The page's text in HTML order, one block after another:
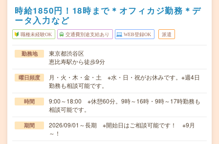
時給1850円！18時まで＊オフィカジ勤務＊デ
ータ入力など
職種未経験OK 交通費別途支給あり WEB登録OK 派遣
勤務地
東京都渋谷区
恵比寿駅から徒歩9分
曜日頻度
月・火・木・金・土 ※水・日・祝がお休みです。※週4日
勤務も相談可能です。
時間
9:00～18:00 ※休憩60分。9時～16時・9時～17時勤務も
相談可能です。
期間
2026/09/01～長期 ※開始日はご相談可能です！ ※9月
～！